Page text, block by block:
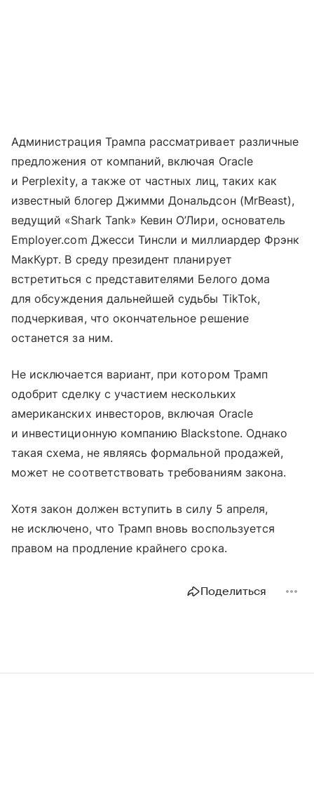
Администрация Трампа рассматривает различные
предложения от компаний, включая Oracle
и Perplexity, а также от частных лиц, таких как
известный блогер Джимми Дональдсон (MrBeast),
ведущий «Shark Tank» Кевин О’Лири, основатель
Employer.com Джесси Тинсли и миллиардер Фрэнк
МакКурт. В среду президент планирует
встретиться с представителями Белого дома
для обсуждения дальнейшей судьбы TikTok,
подчеркивая, что окончательное решение
останется за ним.
Не исключается вариант, при котором Трамп
одобрит сделку с участием нескольких
американских инвесторов, включая Oracle
и инвестиционную компанию Blackstone. Однако
такая схема, не являясь формальной продажей,
может не соответствовать требованиям закона.
Хотя закон должен вступить в силу 5 апреля,
не исключено, что Трамп вновь воспользуется
правом на продление крайнего срока.
Поделиться